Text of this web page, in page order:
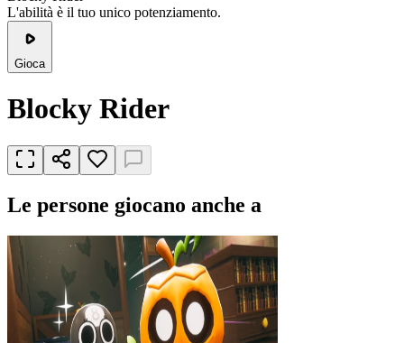
L'abilità è il tuo unico potenziamento.
Gioca
Blocky Rider
Le persone giocano anche a